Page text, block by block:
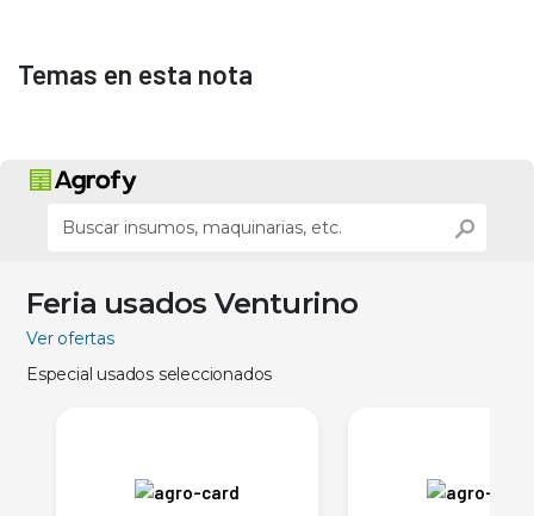
Temas en esta nota
Feria usados Venturino
Ver ofertas
Especial usados seleccionados